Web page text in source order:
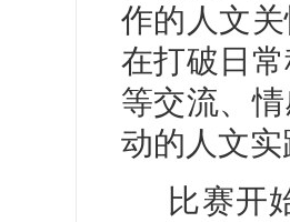
作的人文
在打破日
等交流、
动的人文
比赛开